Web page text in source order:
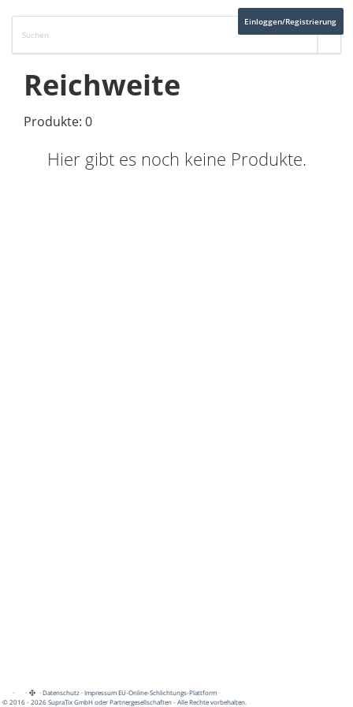
Einloggen/Registrierung
Reichweite
Produkte: 0
Hier gibt es noch keine Produkte.
· · ·Datenschutz·Impressum EU-Online-Schlichtungs-Plattform·
© 2016 - 2026 SupraTix GmbH oder Partnergesellschaften - Alle Rechte vorbehalten.